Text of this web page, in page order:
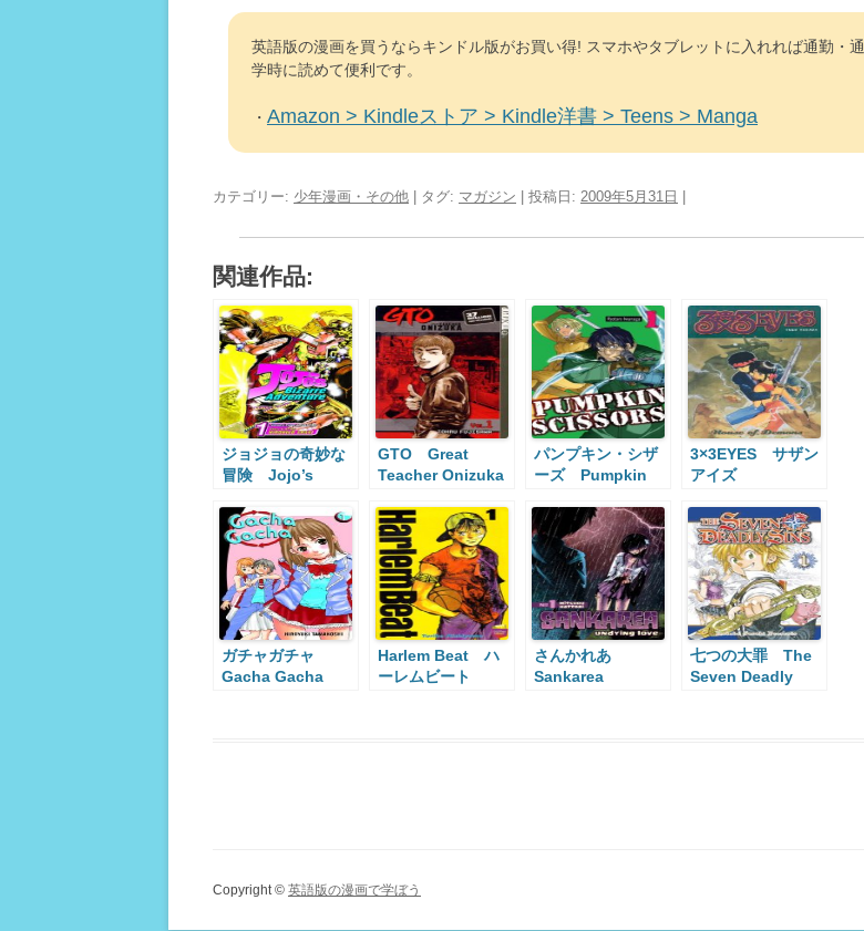
英語版の漫画を買うならキンドル版がお買い得! スマホやタブレットに入れれば通勤・通
学時に読めて便利です。
・ Amazon > Kindleストア > Kindle洋書 > Teens > Manga
カテゴリー: 少年漫画・その他 | タグ: マガジン | 投稿日: 2009年5月31日
関連作品:
ジョジョの奇妙な
冒険 Jojo’s
Adventure
GTO Great
Teacher Onizuka
パンプキン・シザ
ーズ Pumpkin
3×3EYES サザン
アイズ
ガチャガチャ
Gacha Gacha
Harlem Beat ハ
ーレムビート
さんかれあ
Sankarea
七つの大罪 The
Seven Deadly
Copyright © 英語版の漫画で学ぼう